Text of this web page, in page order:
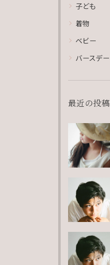
子ども
着物
ベビー
バースデー
最近の投稿